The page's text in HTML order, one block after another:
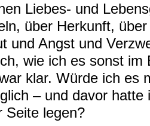
Liebes- und
über Herkunft,
und Angst und
wie ich es sonst im
klar. Würde ich es
– und davor hatte
Seite legen?